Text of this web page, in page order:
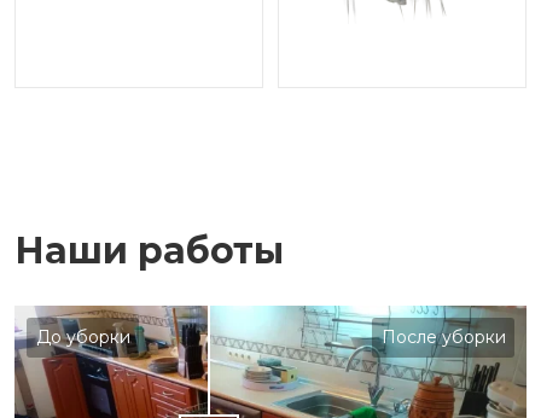
Наши работы
До уборки После уборки